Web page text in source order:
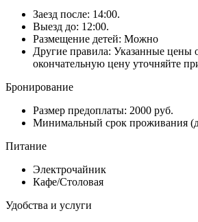
Заезд после: 14:00.
Выезд до: 12:00.
Размещение детей: Можно
Другие правила: Указанные цены
окончательную цену уточняйте
Бронирование
Размер предоплаты: 2000 руб.
Минимальный срок проживания
Питание
Электрочайник
Кафе/Столовая
Удобства и услуги